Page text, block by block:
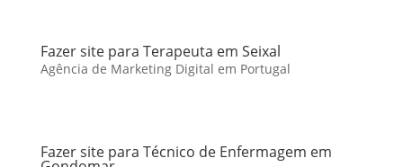
Fazer site para Terapeuta em Seixal
Agência de Marketing Digital em Portugal
Fazer site para Técnico de Enfermagem em